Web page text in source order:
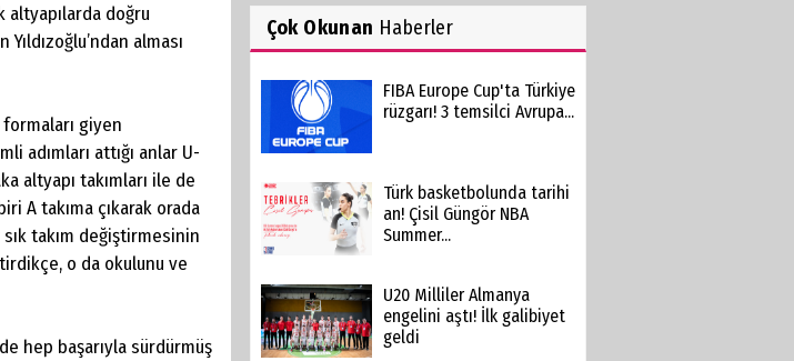
doğru
alması
giyen
adımları attığı anlar U-
altyapı takımları ile de
A takıma çıkarak orada
takım değiştirmesinin
o da okulunu ve
hep başarıyla sürdürmüş
Çok Okunan Haberler
FIBA Europe Cup'ta Türkiye
rüzgarı! 3 temsilci Avrupa...
Türk basketbolunda tarihi
an! Çisil Güngör NBA
Summer...
U20 Milliler Almanya
engelini aştı! İlk galibiyet
geldi